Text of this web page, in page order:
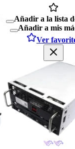
Añadir a la lista
Añadir a mis
Ver